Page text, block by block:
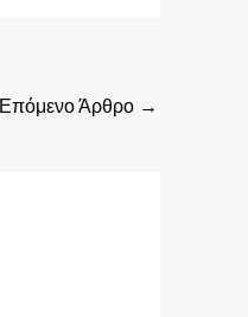
Επόμενο Άρθρο →